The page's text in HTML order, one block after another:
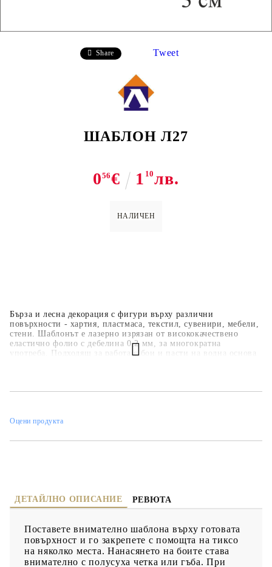
Share Tweet
ШАБЛОН Л27
056€ 1 10лв.
НАЛИЧЕН
Бърза и лесна декорация с фигури върху различни
повърхности - хартия, пластмаса, текстил, сувенири, мебели,
стени. Шаблонът е лазерно изрязан от висококачествено
еластично фолио с дебелина 0,2 мм, за многократна
употреба. Подходящ за работа с бои и пасти на водна основа
Оцени продукта
ДЕТАЙЛНО ОПИСАНИЕ РЕВЮТА
Поставете внимателно шаблона върху готовата
повърхност и го закрепете с помощта на тиксо
на няколко места. Нанасянето на боите става
внимателно с полусуха четка или гъба. При